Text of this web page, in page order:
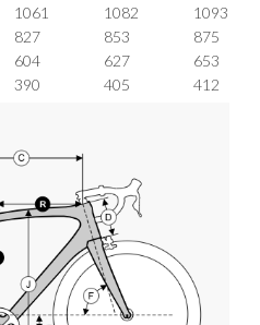
1061 1082
1093
827 853
875
604 627
653
390 405 412